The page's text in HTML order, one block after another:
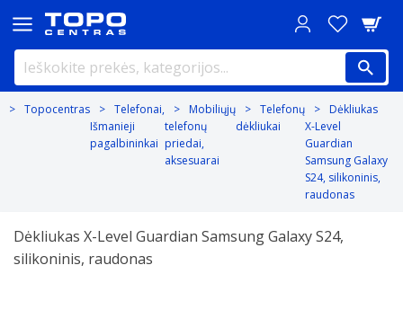
Topocentras
Telefonai,
Išmanieji
pagalbininkai
Mobiliųjų
telefonų
priedai,
aksesuarai
Telefonų
dėkliukai
Dėkliukas
X-Level
Guardian
Samsung Galaxy
S24, silikoninis,
raudonas
Dėkliukas X-Level Guardian Samsung Galaxy S24,
silikoninis, raudonas